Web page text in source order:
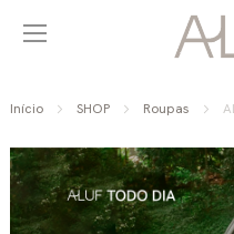
Início SHOP Roupas